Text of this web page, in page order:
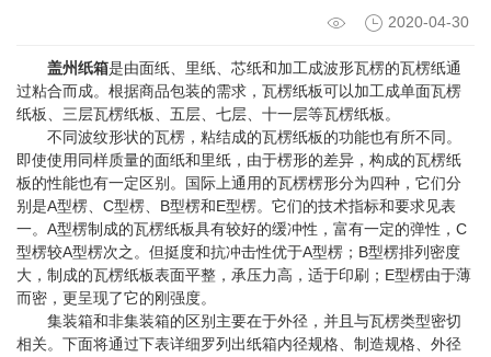
2020-04-30
盖州纸箱是由面纸、里纸、芯纸和加工成波形瓦楞的瓦楞纸通
过粘合而成。根据商品包装的需求，瓦楞纸板可以加工成单面瓦楞
纸板、三层瓦楞纸板、五层、七层、十一层等瓦楞纸板。
不同波纹形状的瓦楞，粘结成的瓦楞纸板的功能也有所不同。
即使使用同样质量的面纸和里纸，由于楞形的差异，构成的瓦楞纸
板的性能也有一定区别。国际上通用的瓦楞楞形分为四种，它们分
别是A型楞、C型楞、B型楞和E型楞。它们的技术指标和要求见表
一。A型楞制成的瓦楞纸板具有较好的缓冲性，富有一定的弹性，C
型楞较A型楞次之。但挺度和抗冲击性优于A型楞；B型楞排列密度
大，制成的瓦楞纸板表面平整，承压力高，适于印刷；E型楞由于薄
而密，更呈现了它的刚强度。
集装箱和非集装箱的区别主要在于外径，并且与瓦楞类型密切
相关。下面将通过下表详细罗列出纸箱内径规格、制造规格、外径